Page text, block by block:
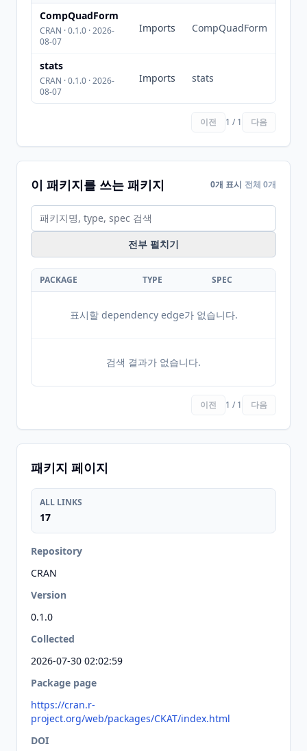
CompQuadForm
CRAN · 0.1.0 · 2026-
08-07
Imports CompQuadForm
stats
CRAN · 0.1.0 · 2026-
08-07
Imports stats
이전 1 / 1 다음
이 패키지를 쓰는 패키지 0개 표시 전체 0개
전부 펼치기
PACKAGE TYPE SPEC
표시할 dependency edge가 없습니다.
검색 결과가 없습니다.
이전 1 / 1 다음
패키지 페이지
ALL LINKS
17
Repository
CRAN
Version
0.1.0
Collected
2026-07-30 02:02:59
Package page
https://cran.r-
project.org/web/packages/CKAT/index.html
DOI